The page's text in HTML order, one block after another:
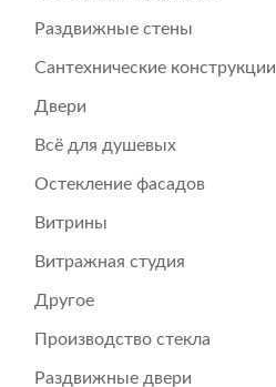
Раздвижные стены
Сантехнические конструкции
Двери
Всё для душевых
Остекление фасадов
Витрины
Витражная студия
Другое
Производство стекла
Раздвижные двери